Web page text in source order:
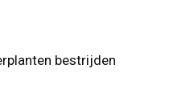
bestrijden